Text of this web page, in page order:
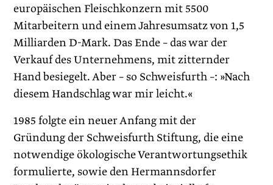
europäischen Fleischkonzern mit 5500
Mitarbeitern und einem Jahresumsatz von 1,5
Milliarden D-Mark. Das Ende – das war der
Verkauf des Unternehmens, mit zitternder
Hand besiegelt. Aber – so Schweisfurth –: »Nach
diesem Handschlag war mir leicht.«
1985 folgte ein neuer Anfang mit der
Gründung der Schweisfurth Stiftung, die eine
notwendige ökologische Verantwortungsethik
formulierte, sowie den Hermannsdorfer